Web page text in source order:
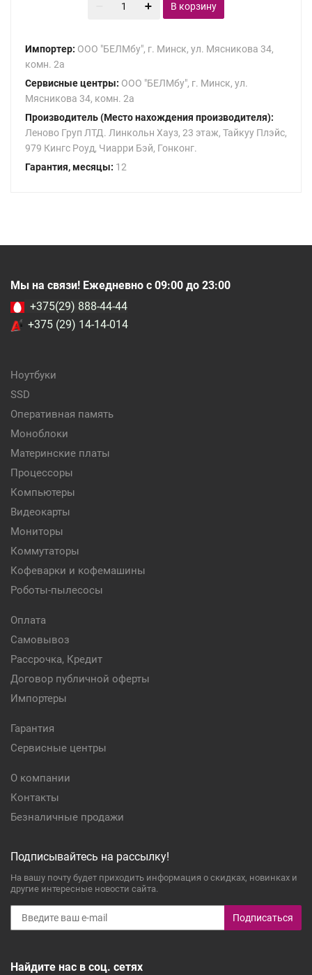
В корзину
Импортер: ООО "БЕЛМбу", г. Минск, ул. Мясникова 34,
комн. 2а
Сервисные центры: ООО "БЕЛМбу", г. Минск, ул.
Мясникова 34, комн. 2а
Производитель (Место нахождения производителя):
Леново Груп ЛТД. Линкольн Хауз, 23 этаж, Тайкуу Плэйс,
979 Кингс Роуд, Чиарри Бэй, Гонконг.
Гарантия, месяцы: 12
Мы на связи! Ежедневно с 09:00 до 23:00
+375(29) 888-44-44
+375 (29) 14-14-014
Ноутбуки
SSD
Оперативная память
Моноблоки
Материнские платы
Процессоры
Компьютеры
Видеокарты
Мониторы
Коммутаторы
Кофеварки и кофемашины
Роботы-пылесосы
Оплата
Самовывоз
Рассрочка, Кредит
Договор публичной оферты
Импортеры
Гарантия
Сервисные центры
О компании
Контакты
Безналичные продажи
Подписывайтесь на рассылку!
На вашу почту будет приходить информация о скидках, новинках и
другие интересные новости сайта.
Подписаться
Найдите нас в соц. сетях